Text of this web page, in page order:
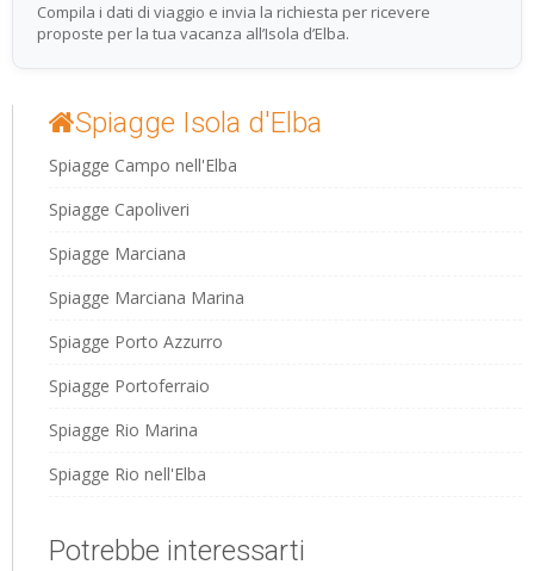
Compila i dati di viaggio e invia la richiesta per ricevere
proposte per la tua vacanza all’Isola d’Elba.
Spiagge Isola d'Elba
Spiagge Campo nell'Elba
Spiagge Capoliveri
Spiagge Marciana
Spiagge Marciana Marina
Spiagge Porto Azzurro
Spiagge Portoferraio
Spiagge Rio Marina
Spiagge Rio nell'Elba
Potrebbe interessarti